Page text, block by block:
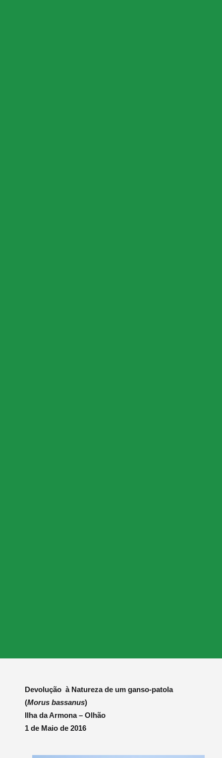
Devolução à Natureza de um ganso-patola
(Morus bassanus)
Ilha da Armona – Olhão
1 de Maio de 2016